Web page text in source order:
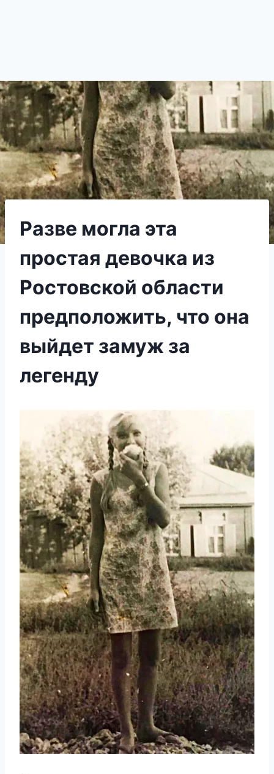
Разве могла эта
простая девочка из
Ростовской области
предположить, что она
выйдет замуж за
легенду